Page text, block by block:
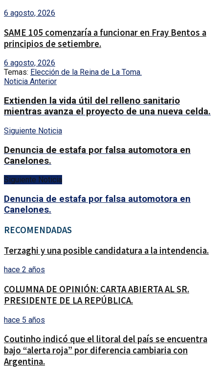
6 agosto, 2026
SAME 105 comenzaría a funcionar en Fray Bentos a
principios de setiembre.
6 agosto, 2026
Temas: Elección de la Reina de La Toma.
Noticia Anterior
Extienden la vida útil del relleno sanitario
mientras avanza el proyecto de una nueva celda.
Siguiente Noticia
Denuncia de estafa por falsa automotora en
Canelones.
Siguiente Noticia
Denuncia de estafa por falsa automotora en
Canelones.
RECOMENDADAS
Terzaghi y una posible candidatura a la intendencia.
hace 2 años
COLUMNA DE OPINIÓN: CARTA ABIERTA AL SR.
PRESIDENTE DE LA REPÚBLICA.
hace 5 años
Coutinho indicó que el litoral del país se encuentra
bajo “alerta roja” por diferencia cambiaria con
Argentina.